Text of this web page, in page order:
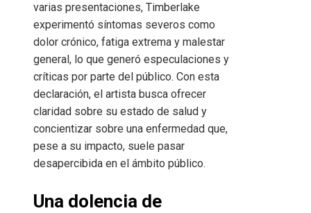
varias presentaciones, Timberlake
experimentó síntomas severos como
dolor crónico, fatiga extrema y malestar
general, lo que generó especulaciones y
críticas por parte del público. Con esta
declaración, el artista busca ofrecer
claridad sobre su estado de salud y
concientizar sobre una enfermedad que,
pese a su impacto, suele pasar
desapercibida en el ámbito público.
Una dolencia de